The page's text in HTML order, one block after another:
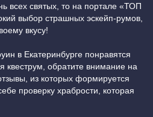
всех святых, то на портале «ТОП
выбор страшных эскейп-румов,
вкусу!
в Екатеринбурге понравятся
обратите внимание на
из которых формируется
проверку храбрости, которая